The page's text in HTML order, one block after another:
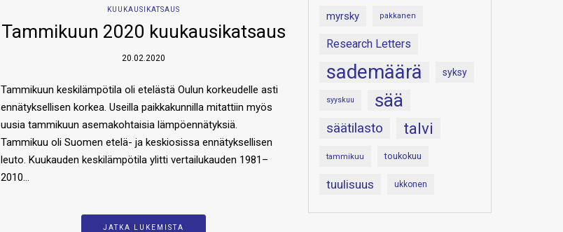
KUUKAUSIKATSAUS
Tammikuun 2020 kuukausikatsaus
20.02.2020
Tammikuun keskilämpötila oli etelästä Oulun korkeudelle asti
ennätyksellisen korkea. Useilla paikkakunnilla mitattiin myös
uusia tammikuun asemakohtaisia lämpöennätyksiä.
Tammikuu oli Suomen etelä- ja keskiosissa ennätyksellisen
leuto. Kuukauden keskilämpötila ylitti vertailukauden 1981–
2010…
JATKA LUKEMISTA
myrsky pakkanen
Research Letters
sademäärä syksy
syyskuu sää
säätilasto talvi
tammikuu toukokuu
tuulisuus ukkonen